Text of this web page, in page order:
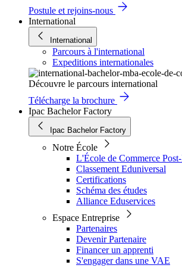
Postule et rejoins-nous
International
International
Parcours à l'international
Expeditions internationales
Découvre le parcours international
Télécharge la brochure
Ipac Bachelor Factory
Ipac Bachelor Factory
Notre École
L'École de Commerce
Classement Eduniversal
Certifications
Schéma des études
Alliance Eduservices
Espace Entreprise
Partenaires
Devenir Partenaire
Financer un apprenti
S'engager dans une VAE